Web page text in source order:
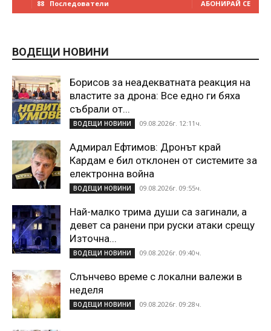
88 Последователи АБОНИРАЙ СЕ
ВОДЕЩИ НОВИНИ
Борисов за неадекватната реакция на
властите за дрона: Все едно ги бяха
събрали от...
ВОДЕЩИ НОВИНИ 09.08.2026г. 12:11ч.
Адмирал Ефтимов: Дронът край
Кардам е бил отклонен от системите за
електронна война
ВОДЕЩИ НОВИНИ 09.08.2026г. 09:55ч.
Най-малко трима души са загинали, а
девет са ранени при руски атаки срещу
Източна...
ВОДЕЩИ НОВИНИ 09.08.2026г. 09:40ч.
Слънчево време с локални валежи в
неделя
ВОДЕЩИ НОВИНИ 09.08.2026г. 09:28ч.